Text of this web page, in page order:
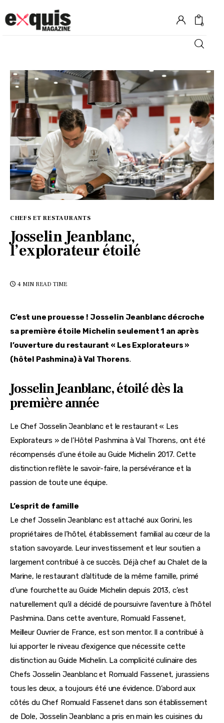
0
Hôtels
Gastronomie
Recettes
Shopping
Évènements
CHEFS ET RESTAURANTS
Josselin Jeanblanc,
l’explorateur étoilé
4 MIN READ TIME
C’est une prouesse ! Josselin Jeanblanc décroche
sa première étoile Michelin seulement 1 an après
l’ouverture du restaurant « Les Explorateurs »
(hôtel Pashmina) à Val Thorens.
Josselin Jeanblanc, étoilé dès la
première année
Le Chef Josselin Jeanblanc et le restaurant « Les
Explorateurs » de l’Hôtel Pashmina à Val Thorens, ont été
récompensés d’une étoile au Guide Michelin 2017. Cette
distinction reflète le savoir-faire, la persévérance et la
passion de toute une équipe.
L’esprit de famille
Le chef Josselin Jeanblanc est attaché aux Gorini, les
propriétaires de l’hôtel, établissement familial au cœur de la
station savoyarde. Leur investissement et leur soutien a
largement contribué à ce succès. Déjà chef au Chalet de la
Marine, le restaurant d’altitude de la même famille, primé
d’une fourchette au Guide Michelin depuis 2013, c’est
naturellement qu’il a décidé de poursuivre l’aventure à l’hôtel
Pashmina. Dans cette aventure, Romuald Fassenet,
Meilleur Ouvrier de France, est son mentor. Il a contribué à
lui apporter le niveau d’exigence que nécessite cette
distinction au Guide Michelin. La complicité culinaire des
Chefs Josselin Jeanblanc et Romuald Fassenet, jurassiens
tous les deux, a toujours été une évidence. D’abord aux
côtés du Chef Romuald Fassenet dans son établissement
de Dole, Josselin Jeanblanc a pris en main les cuisines du